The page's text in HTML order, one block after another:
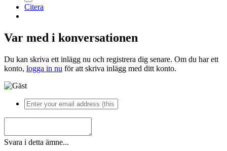
Citera
Var med i konversationen
Du kan skriva ett inlägg nu och registrera dig senare. Om du har ett
konto, logga in nu för att skriva inlägg med ditt konto.
Svara i detta ämne...